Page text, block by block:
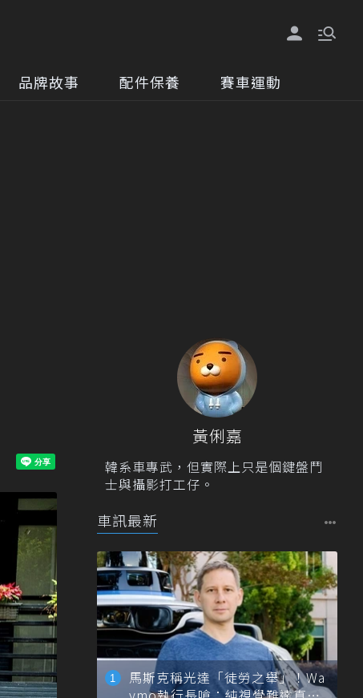
品牌故事 配件保養 賽車運動
黃俐嘉
韓系車專武，但實際上只是個鍵盤鬥
士與攝影打工仔。
車訊最新
馬斯克稱光達「徒勞之舉」！Wa